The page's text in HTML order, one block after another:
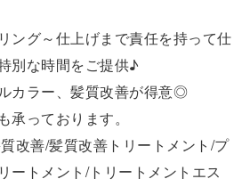
ング～仕上げまで責任を持って仕
別な時間をご提供♪
カラー、髪質改善が得意◎
承っております。
改善/髪質改善トリートメント/プ
ートメント/トリートメントエス